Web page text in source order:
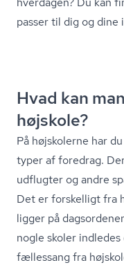
passer til dig og dine
Hvad kan
højskole?
På højskolerne har
typer af foredrag.
udflugter og andre
Det er forskelligt fra
ligger på
nogle skoler
fællessang fra